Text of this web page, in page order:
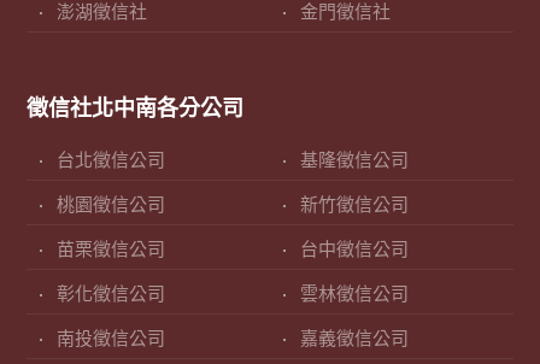
澎湖徵信社 金門徵信社
徵信社北中南各分公司
台北徵信公司 基隆徵信公司
桃園徵信公司 新竹徵信公司
苗栗徵信公司 台中徵信公司
彰化徵信公司 雲林徵信公司
南投徵信公司 嘉義徵信公司